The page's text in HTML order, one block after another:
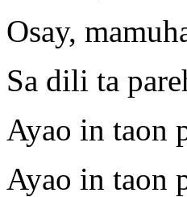
Osay,
Sa dili ta
Ayao in taon
Ayao in taon